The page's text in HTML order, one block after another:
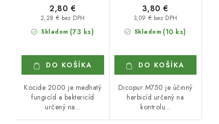
Skladom (73 ks)
2,28 € bez DPH
2,80 €
DO KOŠÍKA
Kocide 2000 je meďnatý
fungicíd a baktericíd
určený na...
Skladom (10 ks)
3,09 € bez DPH
3,80 €
DO KOŠÍKA
Dicopur M750 je účinný
herbicíd určený na
kontrolu...